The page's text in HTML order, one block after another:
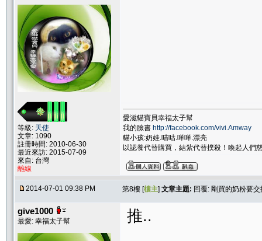
等級: 天使
文章: 1090
註冊時間: 2010-06-30
最近來訪: 2015-07-09
來自: 台灣
離線
愛滋貓寶貝幸福太子幫
我的臉書 http://facebook.com/vivi.Amway
貓小孩:奶娃.咭咕.咩咩.漂亮
以認養代替購買，結紮代替撲殺！喚起人們
2014-07-01 09:38 PM 第8樓 [樓主] 文章主題: 回覆: 剛買的奶粉要
give1000
最愛: 幸福太子幫 推..